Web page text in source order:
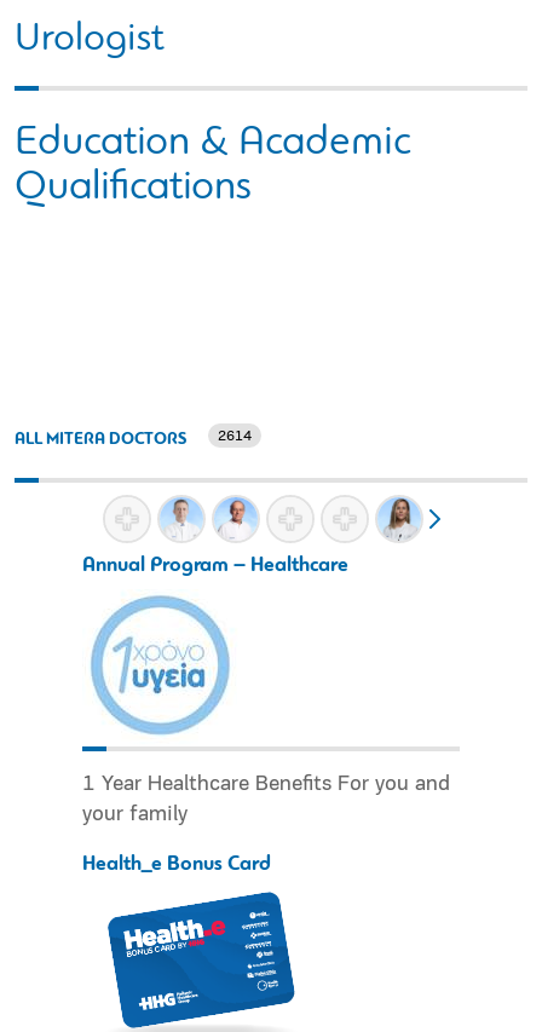
Urologist
Education & Academic
Qualifications
ALL MITERA DOCTORS 2614
Annual Program – Healthcare
1 Year Healthcare Benefits For you and
your family
Health_e Bonus Card